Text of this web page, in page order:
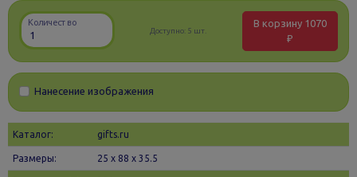
Количество
Доступно: 5 шт.
В корзину 1070
₽
Нанесение изображения
Каталог: gifts.ru
Размеры: 25 х 88 x 35.5